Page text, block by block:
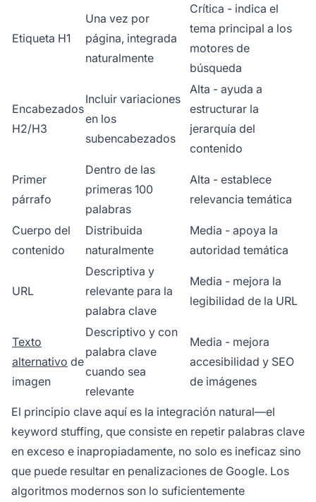
Etiqueta H1
Una vez por
página, integrada
naturalmente
Crítica - indica el
tema principal a los
motores de
búsqueda
Encabezados
H2/H3
Incluir variaciones
en los
subencabezados
Alta - ayuda a
estructurar la
jerarquía del
contenido
Primer
párrafo
Dentro de las
primeras 100
palabras
Alta - establece
relevancia temática
Cuerpo del
contenido
Distribuida
naturalmente
Media - apoya la
autoridad temática
URL
Descriptiva y
relevante para la
palabra clave
Media - mejora la
legibilidad de la URL
Texto
alternativo de
imagen
Descriptivo y con
palabra clave
cuando sea
relevante
Media - mejora
accesibilidad y SEO
de imágenes
El principio clave aquí es la integración natural—el
keyword stuffing, que consiste en repetir palabras clave
en exceso e inapropiadamente, no solo es ineficaz sino
que puede resultar en penalizaciones de Google. Los
algoritmos modernos son lo suficientemente